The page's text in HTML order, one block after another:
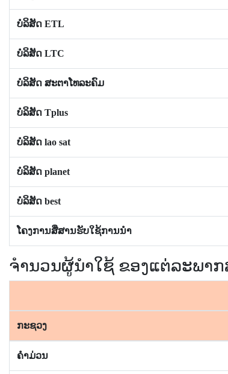
ບໍລິສັດ ETL
ບໍລິສັດ LTC
ບໍລິສັດ ສະຕາໂທລະຄົມ
ບໍລິສັດ Tplus
ບໍລິສັດ lao sat
ບໍລິສັດ planet
ບໍລິສັດ best
ໂຄງການສື່ສານຮັບໃຊ້ການນຳ
ຈຳນວນຜູ້ນຳໃຊ້ ຂອງແຕ່ລະພາ
ກະຊວງ
ຄຳມ່ວນ